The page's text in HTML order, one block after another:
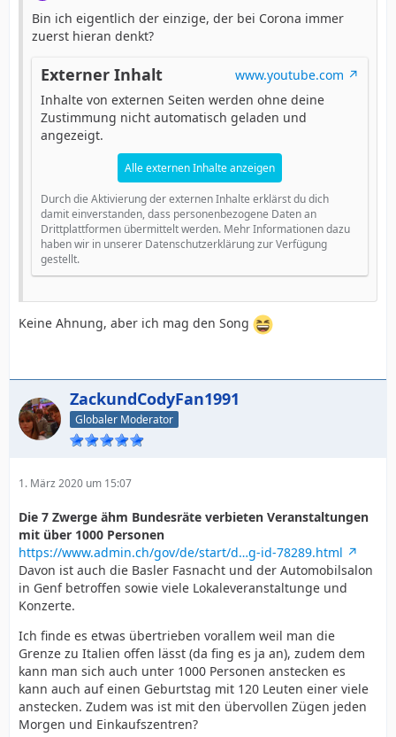
Bin ich eigentlich der einzige, der bei Corona immer
zuerst hieran denkt?
Externer Inhalt
www.youtube.com
Inhalte von externen Seiten werden ohne deine
Zustimmung nicht automatisch geladen und
angezeigt.
Alle externen Inhalte anzeigen
Durch die Aktivierung der externen Inhalte erklärst du dich
damit einverstanden, dass personenbezogene Daten an
Drittplattformen übermittelt werden. Mehr Informationen dazu
haben wir in unserer Datenschutzerklärung zur Verfügung
gestellt.
Keine Ahnung, aber ich mag den Song
ZackundCodyFan1991
Globaler Moderator
1. März 2020 um 15:07
Die 7 Zwerge ähm Bundesräte verbieten Veranstaltungen
mit über 1000 Personen
https://www.admin.ch/gov/de/start/d…g-id-78289.html
Davon ist auch die Basler Fasnacht und der Automobilsalon
in Genf betroffen sowie viele Lokaleveranstaltunge und
Konzerte.
Ich finde es etwas übertrieben vorallem weil man die
Grenze zu Italien offen lässt (da fing es ja an), zudem dem
kann man sich auch unter 1000 Personen anstecken es
kann auch auf einen Geburtstag mit 120 Leuten einer viele
anstecken. Zudem was ist mit den übervollen Zügen jeden
Morgen und Einkaufszentren?